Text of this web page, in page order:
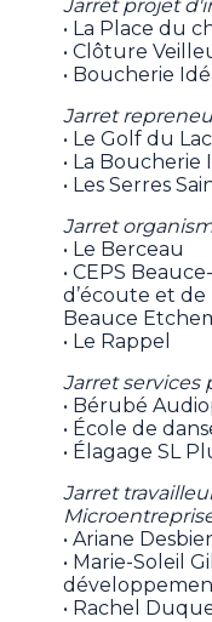
Jarret projet
• La Place du
• Clôture
• Boucherie
Jarret
• Le Golf du
• La Boucherie
• Les Serres
Jarret
• Le Berceau
• CEPS
d’écoute et
Beauce
• Le Rappel
Jarret services
• Bérubé
• École de
• Élagage SL
Jarret
• Ariane
• Marie-Soleil
• Rachel